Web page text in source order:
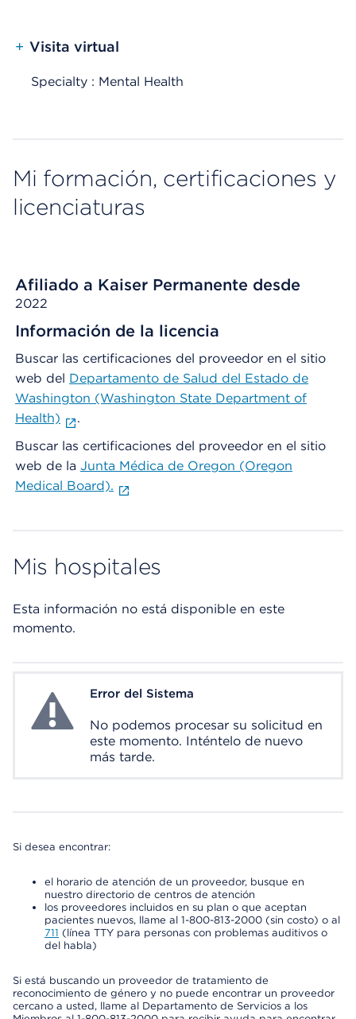
+ Visita virtual
Specialty : Mental Health
Mi formación, certificaciones y
licenciaturas
Afiliado a Kaiser Permanente desde
2022
Información de la licencia
Buscar las certificaciones del proveedor en el sitio
web del Departamento de Salud del Estado de
Washington (Washington State Department of
Health)
.
Buscar las certificaciones del proveedor en el sitio
web de la Junta Médica de Oregon (Oregon
Medical Board).
Mis hospitales
Esta información no está disponible en este
momento.
System ErrorError del Sistema
No podemos procesar su solicitud en
este momento. Inténtelo de nuevo
más tarde.
Si desea encontrar:
el horario de atención de un proveedor, busque en
nuestro directorio de centros de atención
los proveedores incluidos en su plan o que aceptan
pacientes nuevos, llame al 1-800-813-2000 (sin costo) o al
711 (línea TTY para personas con problemas auditivos o
del habla)
Si está buscando un proveedor de tratamiento de
reconocimiento de género y no puede encontrar un proveedor
cercano a usted, llame al Departamento de Servicios a los